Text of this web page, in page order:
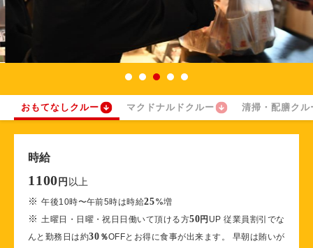
おもてなしクルー マクドナルドクルー 清掃・配膳クル
時給
1100 円 以上
※午後10時〜午前5時は時給25%増
※ 土曜日・日曜・祝日日働いて頂ける方50円 UP 従業員割引でな
んと勤務日は約30 ％OFFとお得に食事が出来ます。 早朝は賄いが